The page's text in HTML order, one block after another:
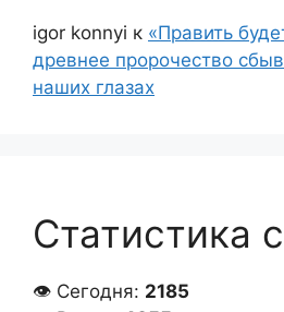
igor konnyi к «Править
древнее пророчество
наших глазах
Статистика
👁 Сегодня: 2185